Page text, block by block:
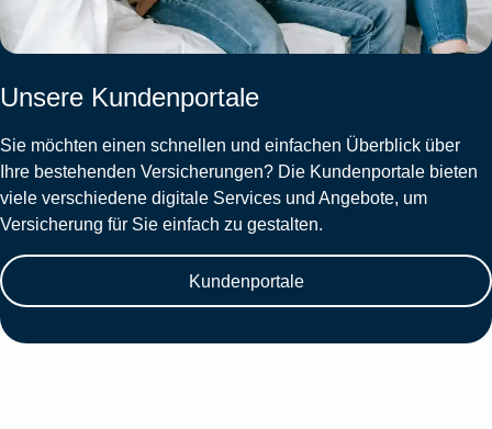
Unsere Kundenportale
Sie möchten einen schnellen und einfachen Überblick über
Ihre bestehenden Versicherungen? Die Kundenportale bieten
viele verschiedene digitale Services und Angebote, um
Versicherung für Sie einfach zu gestalten.
Kundenportale